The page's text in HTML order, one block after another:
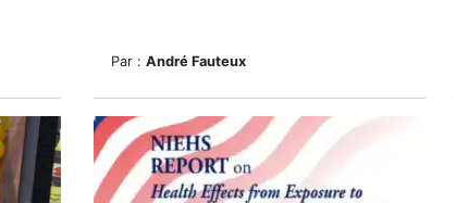
Par : André Fauteux